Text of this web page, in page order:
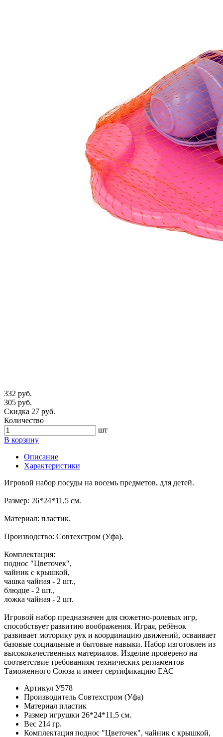
332 руб.
305 руб.
Скидка 27 руб.
Количество
шт
В корзину
Описание
Характеристики
Игровой набор посуды на восемь предметов, для детей.
Размер: 26*24*11,5 см.
Материал: пластик.
Производство: Совтехстром (Уфа).
Комплектация:
поднос "Цветочек",
чайник с крышкой,
чашка чайная - 2 шт.,
блюдце - 2 шт.,
ложка чайная - 2 шт.
Игровой набор предназначен для сюжетно-ролевых игр,
способствует развитию воображения. Играя, ребёнок
развивает моторику рук и координацию движений, осваивает
базовые социальные и бытовые навыки. Набор изготовлен из
высококачественных материалов. Изделие проверено на
соответствие требованиям технических регламентов
Таможенного Союза и имеет сертификацию ЕАС
Артикул У578
Производитель Совтехстром (Уфа)
Материал пластик
Размер игрушки 26*24*11,5 см.
Вес 214 гр.
Комплектация поднос "Цветочек", чайник с крышкой,